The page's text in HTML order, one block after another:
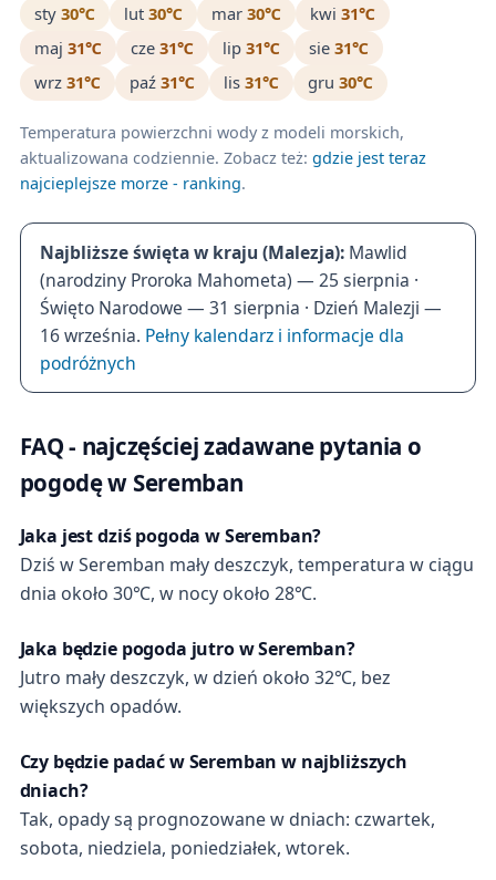
sty 30℃ lut 30℃ mar 30℃ kwi 31℃
maj 31℃ cze 31℃ lip 31℃ sie 31℃
wrz 31℃ paź 31℃ lis 31℃ gru 30℃
Temperatura powierzchni wody z modeli morskich,
aktualizowana codziennie. Zobacz też: gdzie jest teraz
najcieplejsze morze - ranking.
Najbliższe święta w kraju (Malezja): Mawlid
(narodziny Proroka Mahometa) — 25 sierpnia ·
Święto Narodowe — 31 sierpnia · Dzień Malezji —
16 września. Pełny kalendarz i informacje dla
podróżnych
FAQ - najczęściej zadawane pytania o
pogodę w Seremban
Jaka jest dziś pogoda w Seremban?
Dziś w Seremban mały deszczyk, temperatura w ciągu
dnia około 30℃, w nocy około 28℃.
Jaka będzie pogoda jutro w Seremban?
Jutro mały deszczyk, w dzień około 32℃, bez
większych opadów.
Czy będzie padać w Seremban w najbliższych
dniach?
Tak, opady są prognozowane w dniach: czwartek,
sobota, niedziela, poniedziałek, wtorek.